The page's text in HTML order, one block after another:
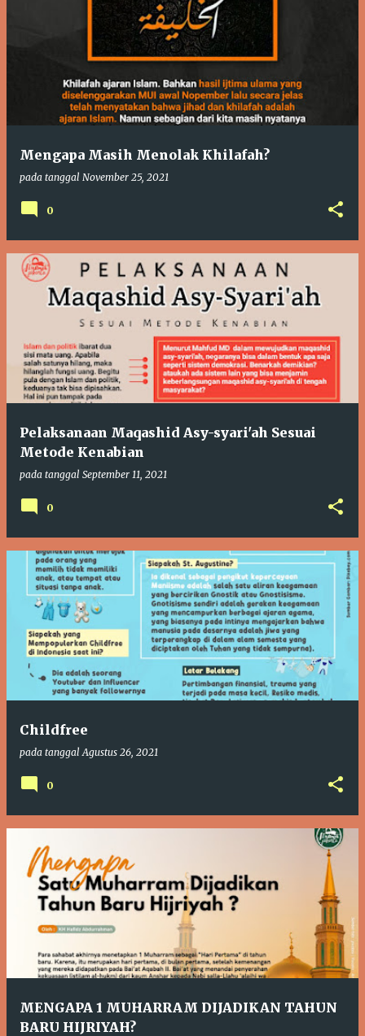
Mengapa Masih Menolak Khilafah?
pada tanggal November 25, 2021
0
Pelaksanaan Maqashid Asy-syari'ah Sesuai
Metode Kenabian
pada tanggal September 11, 2021
0
Childfree
pada tanggalAgustus 26, 2021
0
MENGAPA 1 MUHARRAM DIJADIKAN TAHUN
BARU HIJRIYAH?